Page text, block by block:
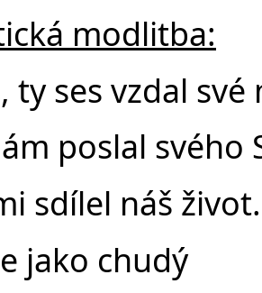
modlitba:
ty ses vzdal své
poslal svého
sdílel náš život.
jako chudý